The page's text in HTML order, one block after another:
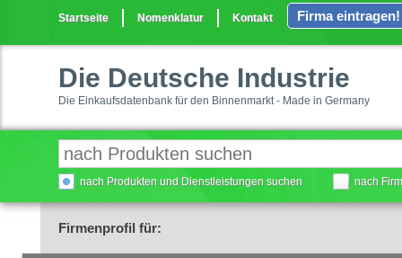
Startseite Nomenklatur Kontakt Firma eintragen!
Die Deutsche Industrie
Die Einkaufsdatenbank für den Binnenmarkt - Made in Germany
nach Produkten und Dienstleistungen suchen nach
Firmenprofil für: